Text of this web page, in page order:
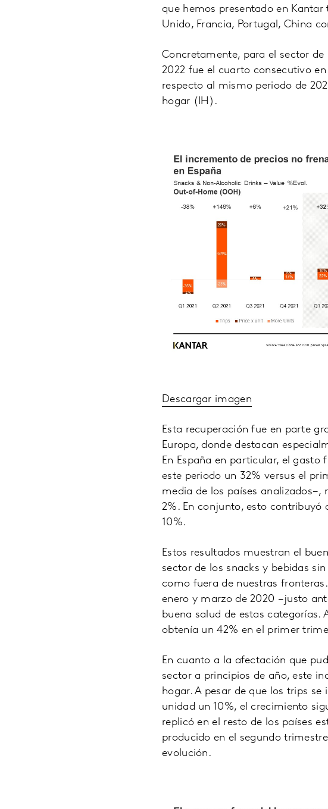
que hemos presentado en
Unido, Francia, Portugal, China
Concretamente, para el sector
2022 fue el cuarto consecutivo
respecto al mismo periodo de
hogar (IH).
Descargar imagen
Esta recuperación fue en parte
Europa, donde destacan
En España en particular, el
este periodo un 32% versus el
media de los países
2%. En conjunto, esto
10%.
Estos resultados muestran el
sector de los snacks y bebidas
como fuera de nuestras
enero y marzo de 2020 −justo
buena salud de estas categorías.
obtenía un 42% en el primer
En cuanto a la afectación que
sector a principios de año, este
hogar. A pesar de que los trips
unidad un 10%, el crecimiento
replicó en el resto de los países
producido en el segundo
evolución.